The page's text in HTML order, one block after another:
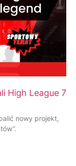
High League 7
nowy projekt,